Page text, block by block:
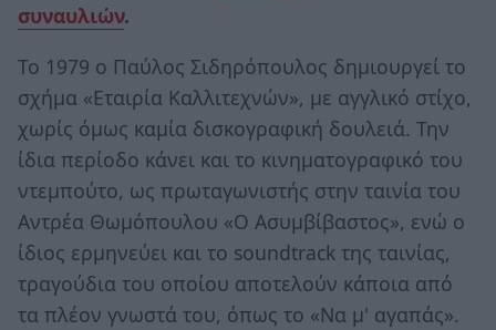
συναυλιών.
Το 1979 ο Παύλος Σιδηρόπουλος δημιουργεί το
σχήμα «Εταιρία Καλλιτεχνών», με αγγλικό στίχο,
χωρίς όμως καμία δισκογραφική δουλειά. Την
ίδια περίοδο κάνει και το κινηματογραφικό του
ντεμπούτο, ως πρωταγωνιστής στην ταινία του
Αντρέα Θωμόπουλου «Ο Ασυμβίβαστος», ενώ ο
ίδιος ερμηνεύει και το soundtrack της ταινίας,
τραγούδια του οποίου αποτελούν κάποια από
τα πλέον γνωστά του, όπως το «Να μ' αγαπάς».